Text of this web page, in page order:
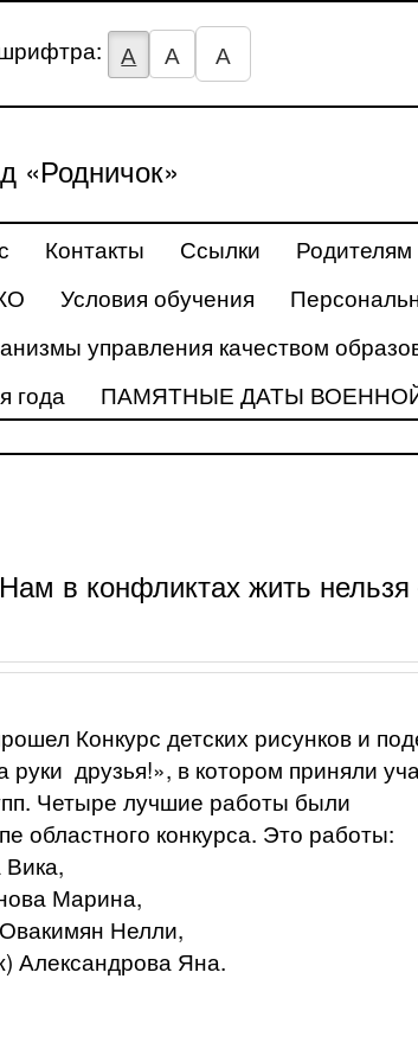
А А А
«Родничок»
Контакты Ссылки Родителям
Условия обучения
управления качеством
года
ПАМЯТНЫЕ ДАТЫ
в конфликтах жить
Конкурс детских рисунков и
друзья!», в котором приняли
Четыре лучшие работы были
областного конкурса. Это работы:
Марина,
Нелли,
Александрова Яна.